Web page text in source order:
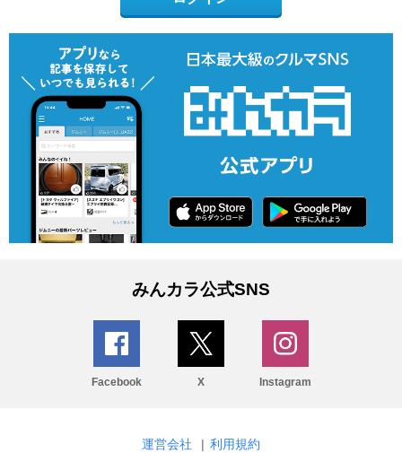
みんカラ公式SNS
Facebook X Instagram
運営会社 | 利用規約